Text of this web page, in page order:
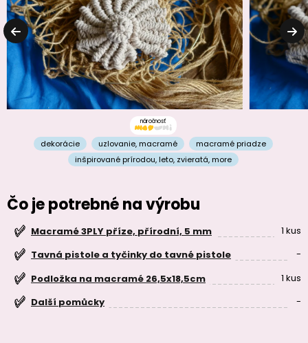
náročnosť
dekorácie uzlovanie, macramé
macramé priadze
inšpirované prírodou, leto, zvieratá, more
Čo je potrebné na výrobu
Macramé 3PLY příze, přírodní, 5 mm
1 kus
Tavná pistole a tyčinky do tavné pistole
-
Podložka na macramé 26,5x18,5cm
1 kus
Další pomůcky
-